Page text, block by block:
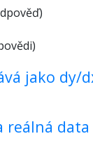
jako dy/
reálná data